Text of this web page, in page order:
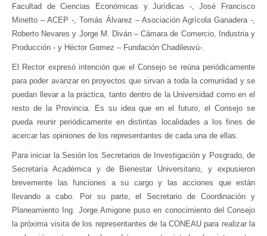
Facultad de Ciencias Económicas y Jurídicas -, José Francisco
Minetto – ACEP -, Tomás Álvarez – Asociación Agrícola Ganadera -,
Roberto Nevares y Jorge M. Diván – Cámara de Comercio, Industria y
Producción - y Héctor Gomez – Fundación Chadileuvú-.
El Rector expresó intención que el Consejo se reúna periódicamente
para poder avanzar en proyectos que sirvan a toda la comunidad y se
puedan llevar a la práctica, tanto dentro de la Universidad como en el
resto de la Provincia. Es su idea que en el futuro, el Consejo se
pueda reunir periódicamente en distintas localidades a los fines de
acercar las opiniones de los representantes de cada una de ellas.
Para iniciar la Sesión los Secretarios de Investigación y Posgrado, de
Secretaría Académica y de Bienestar Universitario, y expusieron
brevemente las funciones a su cargo y las acciones que están
llevando a cabo. Por su parte, el Secretario de Coordinación y
Planeamiento Ing. Jorge Amigone puso en conocimiento del Consejo
la próxima visita de los representantes de la CONEAU para realizar la